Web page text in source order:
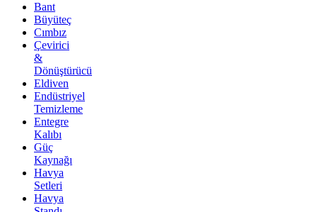
Bant
Büyüteç
Cımbız
Çevirici
&
Dönüştürücü
Eldiven
Endüstriyel
Temizleme
Entegre
Kalıbı
Güç
Kaynağı
Havya
Setleri
Havya